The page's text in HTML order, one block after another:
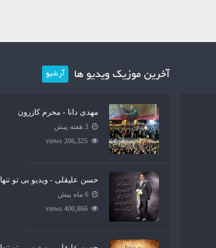
آخرین موزیک ویدیو ها آرشیو
مهدی دانا - محرم کازرون
3 هفته پیش
206,325 views
حسن علیقلی - ویدیو بی تو تنها
6 ماه پیش
400,866 views